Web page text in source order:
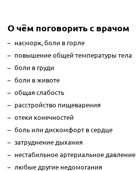
О чём поговорить с врачом
насморк, боли в горле
повышение общей температуры тела
боли в груди
боли в животе
общая слабость
расстройство пищеварения
отеки конечностей
боль или дискомфорт в сердце
затруднение дыхания
нестабильное артериальное давление
любые другие недомогания